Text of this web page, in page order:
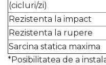
(cicluri/zi)
Rezistenta la impact
Rezistenta la rupere
Sarcina statica maxima
*Posibilitatea de a